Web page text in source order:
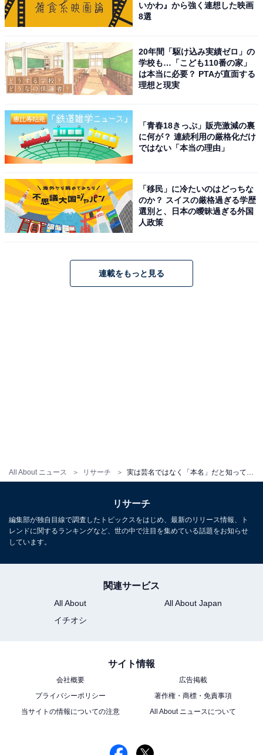
All About ニュース リサーチ
県）、「読み方がよく分からないほど難しい名前だか
ら」（20代女性／栃木県）、「土屋太鳳ちゃんの太鳳は
呼び方としても可愛いのに漢字は凛々しくて素敵だなと
思います」（20代女性／神奈川県）、「太鳳さんもです
か、姉も弟もみんな格好良い名前でセンスのあるご両親
ですね」（40代女性／千葉県）などの声が上がりまし
※回答者からのコメントは原文ママです
1987年東京都生まれ。フリーライター。地方に移住し、
農業の傍ら地域の魅力や暮らしに役立つ情報を中心に寄
稿しています。
12位までの全ランキング結果を見
る
実は「元会社員」と知って驚いた女性芸能人ラ
ンキング！1位に選ばれたのは？
いかわ』から強く連想した映画
8選
20年間「駆け込み実績ゼロ」の
学校も…「こども110番の家」
は本当に必要？ PTAが直面する
理想と現実
「青春18きっぷ」販売激減の裏
に何が？ 連続利用の厳格化だけ
ではない「本当の理由」
「移民」に冷たいのはどっちな
のか？ スイスの厳格過ぎる学歴
選別と、日本の曖昧過ぎる外国
人政策
連載をもっと見る
リサーチ
編集部が独自目線で調査したトピックスをはじめ、最新のリリース情報、ト
レンドに関するランキングなど、世の中で注目を集めている話題をお知らせ
しています。
関連サービス
All About
All About Japan
イチオシ
サイト情報
会社概要
広告掲載
プライバシーポリシー
著作権・商標・免責事項
当サイトの情報についての注意
All About ニュースについて